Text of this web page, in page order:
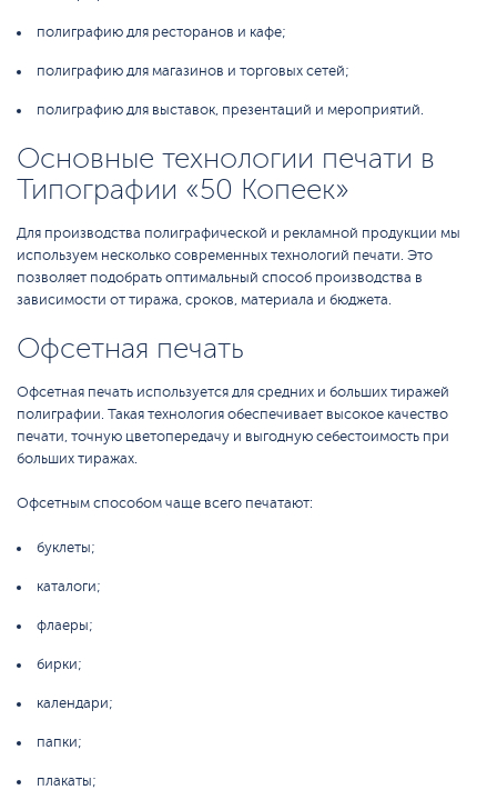
полиграфию для ресторанов и кафе;
полиграфию для магазинов и торговых сетей;
полиграфию для выставок, презентаций и мероприятий.
Основные технологии печати в
Типографии «50 Копеек»
Для производства полиграфической и рекламной продукции мы
используем несколько современных технологий печати. Это
позволяет подобрать оптимальный способ производства в
зависимости от тиража, сроков, материала и бюджета.
Офсетная печать
Офсетная печать используется для средних и больших тиражей
полиграфии. Такая технология обеспечивает высокое качество
печати, точную цветопередачу и выгодную себестоимость при
больших тиражах.
Офсетным способом чаще всего печатают:
буклеты;
каталоги;
флаеры;
бирки;
календари;
папки;
плакаты;